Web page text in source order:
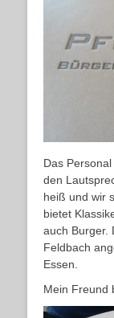
Das
den
heiß und wir
bietet
auch Burger.
Feldbach
Essen.
Mein Freund